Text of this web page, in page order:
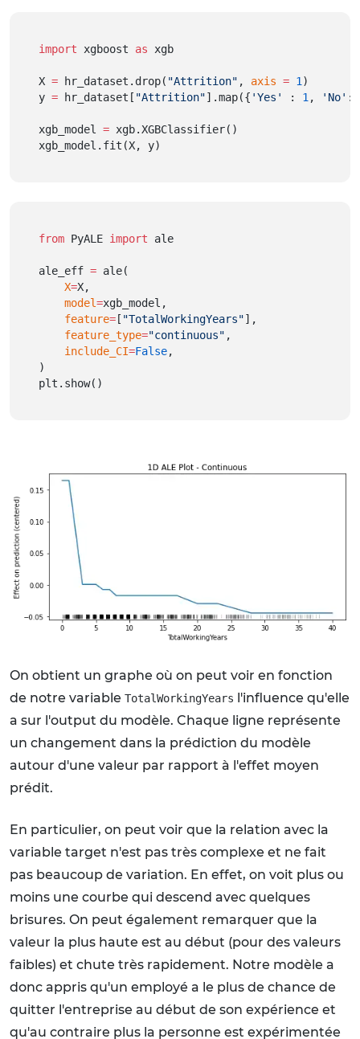
import xgboost as xgb
X = hr_dataset.drop( "Attrition" , axis = 1 )
y = hr_dataset[ "Attrition"].map({ 'Yes' : 1 , 'No' :
xgb_model = xgb.XGBClassifier()
xgb_model.fit(X, y)
from PyALE import ale
ale_eff = ale(
X=X,
model=xgb_model,
feature= [ "TotalWorkingYears"],
feature_type="continuous" ,
include_CI=False,
)
plt.show()
On obtient un graphe où on peut voir en fonction
de notre variable TotalWorkingYears l'influence qu'elle
a sur l'output du modèle. Chaque ligne représente
un changement dans la prédiction du modèle
autour d'une valeur par rapport à l'effet moyen
prédit.
En particulier, on peut voir que la relation avec la
variable target n'est pas très complexe et ne fait
pas beaucoup de variation. En effet, on voit plus ou
moins une courbe qui descend avec quelques
brisures. On peut également remarquer que la
valeur la plus haute est au début (pour des valeurs
faibles) et chute très rapidement. Notre modèle a
donc appris qu'un employé a le plus de chance de
quitter l'entreprise au début de son expérience et
qu'au contraire plus la personne est expérimentée